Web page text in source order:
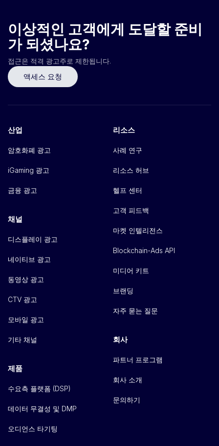
이상적인 고객에게 도달할 준비
가 되셨나요?
접근은 적격 광고주로 제한됩니다.
액세스 요청
산업
암호화폐 광고
iGaming 광고
금융 광고
채널
디스플레이 광고
네이티브 광고
동영상 광고
CTV 광고
모바일 광고
기타 채널
제품
수요측 플랫폼 (DSP)
데이터 무결성 및 DMP
오디언스 타기팅
리소스
사례 연구
리소스 허브
헬프 센터
고객 피드백
마켓 인텔리전스
Blockchain-Ads API
미디어 키트
브랜딩
자주 묻는 질문
회사
파트너 프로그램
회사 소개
문의하기